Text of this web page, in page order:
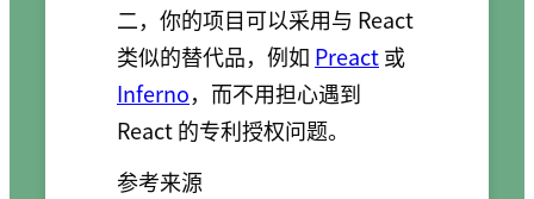
二，你的项目可以采用与 React
类似的替代品，例如 Preact或
Inferno，而不用担心遇到
React 的专利授权问题。
参考来源